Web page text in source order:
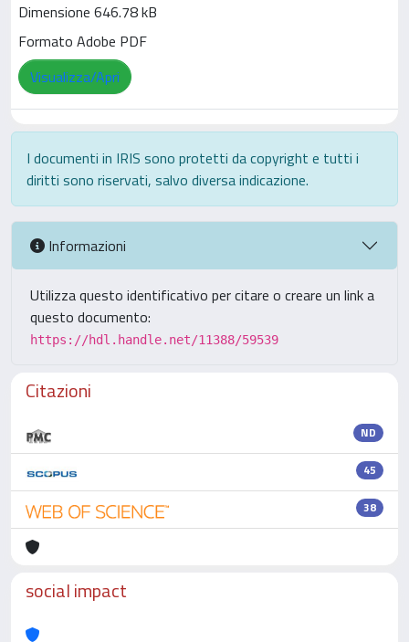
Dimensione 646.78 kB
Formato Adobe PDF
Visualizza/Apri
I documenti in IRIS sono protetti da copyright e tutti i
diritti sono riservati, salvo diversa indicazione.
Informazioni
Utilizza questo identificativo per citare o creare un link a
questo documento:
https://hdl.handle.net/11388/59539
Citazioni
ND
45
38
social impact